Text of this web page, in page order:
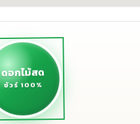
ดอกไม้สด
ชัวร์ 100%